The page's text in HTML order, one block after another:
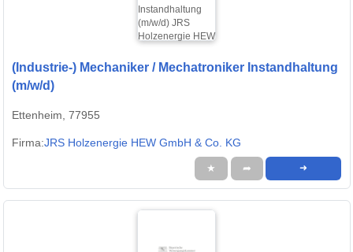
(Industrie-) Mechaniker / Mechatroniker Instandhaltung
(m/w/d)
Ettenheim, 77955
Firma:JRS Holzenergie HEW GmbH & Co. KG
★ ➦ ➜